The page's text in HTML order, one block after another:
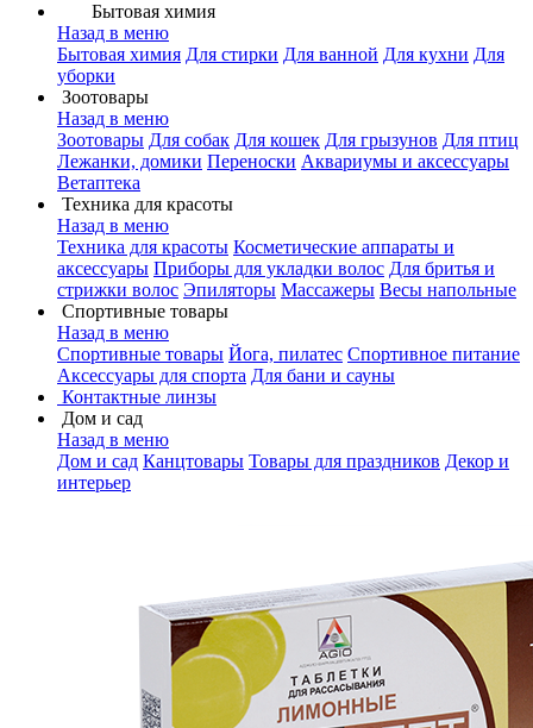
Бытовая химия
Назад в меню
Бытовая химия Для стирки Для ванной Для кухни Для
уборки
Зоотовары
Назад в меню
Зоотовары Для собак Для кошек Для грызунов Для птиц
Лежанки, домики Переноски Аквариумы и аксессуары
Ветаптека
Техника для красоты
Назад в меню
Техника для красоты Косметические аппараты и
аксессуары Приборы для укладки волос Для бритья и
стрижки волос Эпиляторы Массажеры Весы напольные
Спортивные товары
Назад в меню
Спортивные товары Йога, пилатес Спортивное питание
Аксессуары для спорта Для бани и сауны
Контактные линзы
Дом и сад
Назад в меню
Дом и сад Канцтовары Товары для праздников Декор и
интерьер